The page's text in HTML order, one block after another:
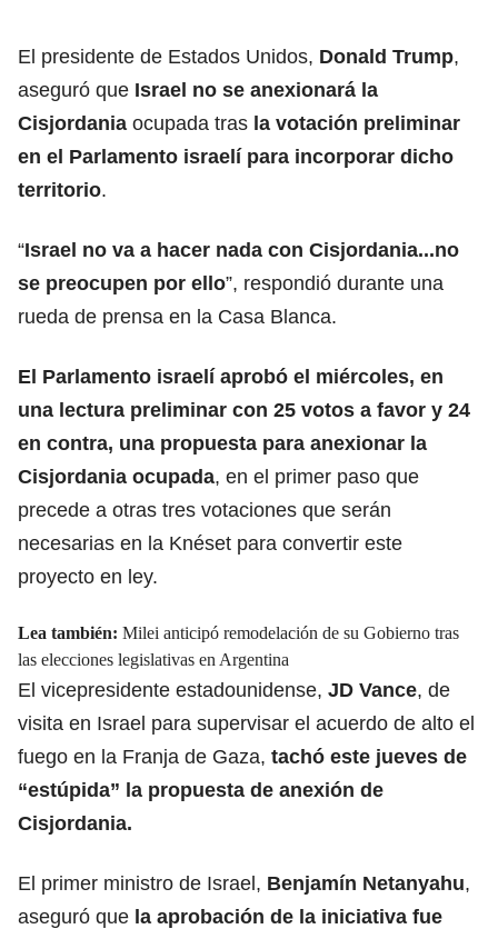
El presidente de Estados Unidos, Donald Trump,
aseguró que Israel no se anexionará la
Cisjordania ocupada tras la votación preliminar
en el Parlamento israelí para incorporar dicho
territorio.
“Israel no va a hacer nada con Cisjordania...no
se preocupen por ello”, respondió durante una
rueda de prensa en la Casa Blanca.
El Parlamento israelí aprobó el miércoles, en
una lectura preliminar con 25 votos a favor y 24
en contra, una propuesta para anexionar la
Cisjordania ocupada, en el primer paso que
precede a otras tres votaciones que serán
necesarias en la Knéset para convertir este
proyecto en ley.
Lea también: Milei anticipó remodelación de su Gobierno tras
las elecciones legislativas en Argentina
El vicepresidente estadounidense, JD Vance, de
visita en Israel para supervisar el acuerdo de alto el
fuego en la Franja de Gaza, tachó este jueves de
“estúpida” la propuesta de anexión de
Cisjordania.
El primer ministro de Israel, Benjamín Netanyahu,
aseguró que la aprobación de la iniciativa fue